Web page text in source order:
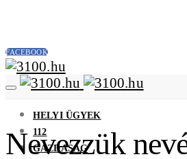
FACEBOOK
HELYI ÜGYEK
112
GAZDASÁG
Nevezzük